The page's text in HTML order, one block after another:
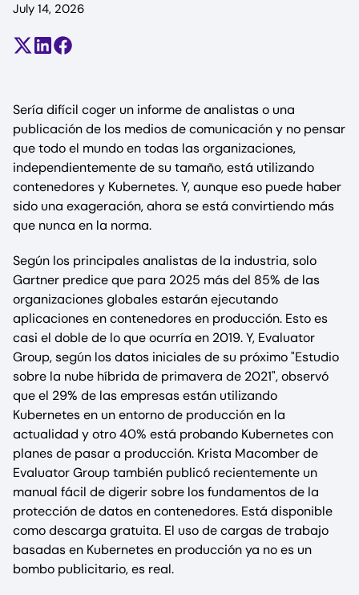
July 14, 2026
Compartir en X (antes Twitter)
Compartir en LinkedIn
Compartir en Facebook
Sería difícil coger un informe de analistas o una
publicación de los medios de comunicación y no pensar
que todo el mundo en todas las organizaciones,
independientemente de su tamaño, está utilizando
contenedores y Kubernetes. Y, aunque eso puede haber
sido una exageración, ahora se está convirtiendo más
que nunca en la norma.
Según los principales analistas de la industria, solo
Gartner predice que para 2025 más del 85% de las
organizaciones globales estarán ejecutando
aplicaciones en contenedores en producción. Esto es
casi el doble de lo que ocurría en 2019. Y, Evaluator
Group, según los datos iniciales de su próximo "Estudio
sobre la nube híbrida de primavera de 2021", observó
que el 29% de las empresas están utilizando
Kubernetes en un entorno de producción en la
actualidad y otro 40% está probando Kubernetes con
planes de pasar a producción. Krista Macomber de
Evaluator Group también publicó recientemente un
manual fácil de digerir sobre los fundamentos de la
protección de datos en contenedores. Está disponible
como descarga gratuita. El uso de cargas de trabajo
basadas en Kubernetes en producción ya no es un
bombo publicitario, es real.